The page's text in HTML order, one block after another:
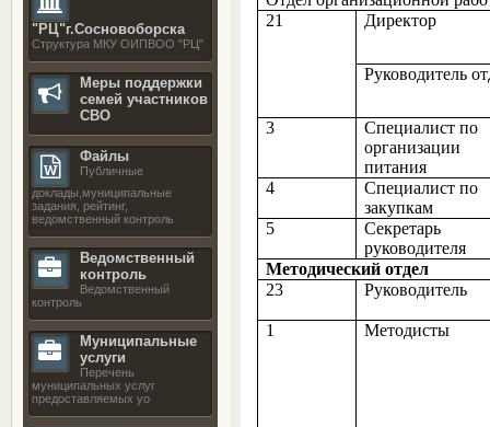
"РЦ"г.Сосновоборска
Структура МКУ ОИПВОО "РЦ"
Меры поддержки
семей участников
СВО
Файлы
Публичные
доклады,муниципальные
задания, рейтинг,
ведомственный контроль
Ведомственный
контроль
Ведомственный
контроль
Муниципальные
услуги
Перечень
муниципальных услуг
предоставляемых уо
21
Директор
Руководитель
3
Специалист по
организации
питания
4
Специалист по
закупкам
5
Секретарь
руководителя
Методический отдел
23
Руководитель
1 Методисты